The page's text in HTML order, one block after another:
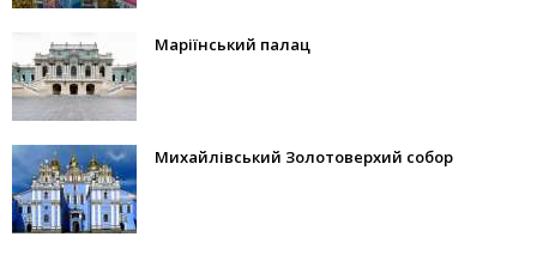
Маріїнський палац
Михайлівський Золотоверхий собор